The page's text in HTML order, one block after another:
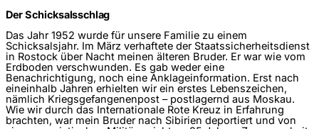
Der Schicksalsschlag
Das Jahr 1952 wurde für unsere Familie zu einem
Schicksalsjahr. Im März verhaftete der Staatssicherheitsdienst
in Rostock über Nacht meinen älteren Bruder. Er war wie vom
Erdboden verschwunden. Es gab weder eine
Benachrichtigung, noch eine Anklageinformation. Erst nach
eineinhalb Jahren erhielten wir ein erstes Lebenszeichen,
nämlich Kriegsgefangenenpost – postlagernd aus Moskau.
Wie wir durch das Internationale Rote Kreuz in Erfahrung
brachten, war mein Bruder nach Sibirien deportiert und von